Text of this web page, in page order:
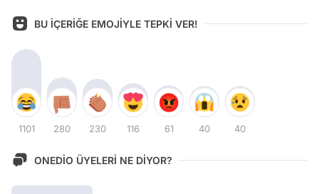
BU İÇERİĞE EMOJİYLE TEPKİ VER!
1101 280 230 116 61 40 40
ONEDİO ÜYELERİ NE DİYOR?